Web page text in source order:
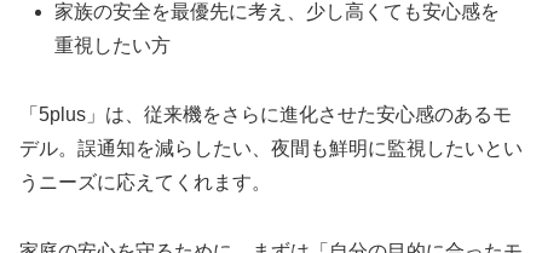
家族の安全を最優先に考え、少し高くても安心感を
重視したい方
「5plus」は、従来機をさらに進化させた安心感のあるモ
デル。誤通知を減らしたい、夜間も鮮明に監視したいとい
うニーズに応えてくれます。